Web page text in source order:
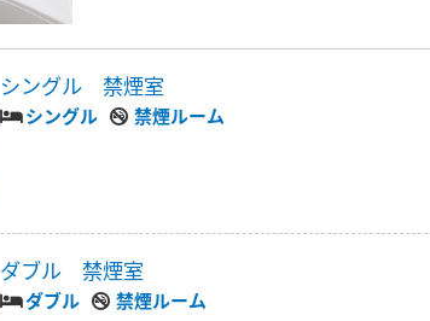
シングル 禁煙室
シングル 禁煙ルーム
ダブル 禁煙室
ダブル 禁煙ルーム